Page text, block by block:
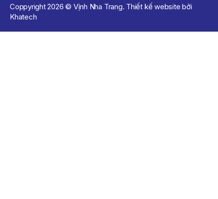
Coppyright 2026 © Vịnh Nha Trang. Thiết kế website bởi
Khatech